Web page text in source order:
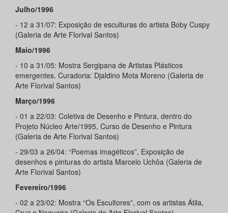
Julho/1996
- 12 a 31/07: Exposição de esculturas do artista Boby Cuspy
(Galeria de Arte Florival Santos)
Maio/1996
- 10 a 31/05: Mostra Sergipana de Artistas Plásticos
emergentes. Curadoria: Djaldino Mota Moreno (Galeria de
Arte Florival Santos)
Março/1996
- 01 a 22/03: Coletiva de Desenho e Pintura, dentro do
Projeto Núcleo Arte/1995, Curso de Desenho e Pintura
(Galeria de Arte Florival Santos)
- 29/03 a 26/04: “Poemas imagéticos”, Exposição de
desenhos e pinturas do artista Marcelo Uchôa (Galeria de
Arte Florival Santos)
Fevereiro/1996
- 02 a 23/02: Mostra “Os Escultores”, com os artistas Átila,